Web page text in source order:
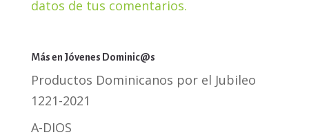
datos de tus comentarios.
Más en Jóvenes Dominic@s
Productos Dominicanos por el Jubileo
1221-2021
A-DIOS